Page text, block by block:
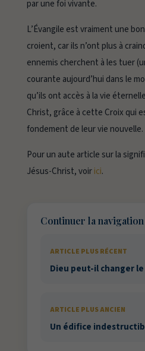
par une foi vivante.
L’Évangile est vraiment une
croient, car ils n’ont plus à
ennemis cherchent à les tuer
courante aujourd’hui dans le
qu’ils ont accès à la vie
Christ, grâce à cette Croix qui
fondement de leur vie nouvelle.
Pour un aute article sur la
Jésus-Christ, voirici.
Continuer la navigation
ARTICLE PLUS RÉCENT
Dieu peut-il changer le
ARTICLE PLUS ANCIEN
Un édifice